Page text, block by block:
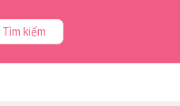
Tìm kiếm